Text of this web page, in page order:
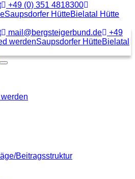
+49 (0) 351 4818300
Saupsdorfer HütteBielatal Hütte
mail@bergsteigerbund.de
+49
Saupsdorfer HütteBielatal
Menübutton
Beitragsstruktur